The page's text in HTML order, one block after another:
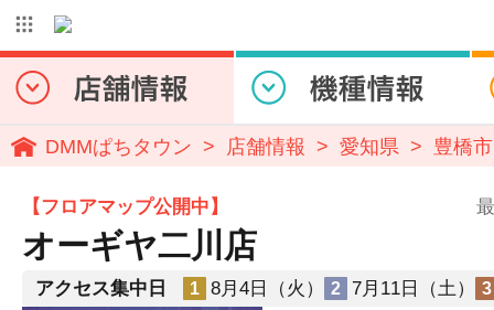
DMMぱちタウン 店舗情報 愛知県 豊橋市
【フロアマップ公開中】
オーギヤ二川店
アクセス集中日 1 8月4日（火） 2 7月11日（土） 3